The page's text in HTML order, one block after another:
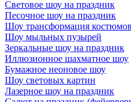
Световое шоу на праздник
Песочное шоу на праздник
Шоу трансформация костюмов
Шоу мыльных пузырей
Зеркальные шоу на праздник
Иллюзионное шахматное шоу
Бумажное неоновое шоу
Шоу световых картин
Лазерное шоу на праздник